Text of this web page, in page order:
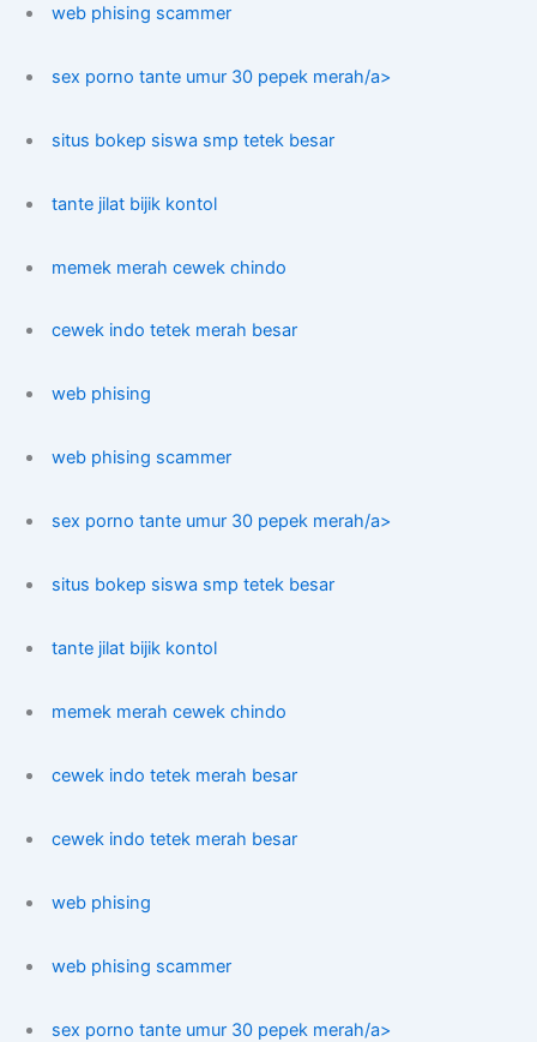
web phising scammer
sex porno tante umur 30 pepek merah/a>
situs bokep siswa smp tetek besar
tante jilat bijik kontol
memek merah cewek chindo
cewek indo tetek merah besar
web phising
web phising scammer
sex porno tante umur 30 pepek merah/a>
situs bokep siswa smp tetek besar
tante jilat bijik kontol
memek merah cewek chindo
cewek indo tetek merah besar
cewek indo tetek merah besar
web phising
web phising scammer
sex porno tante umur 30 pepek merah/a>